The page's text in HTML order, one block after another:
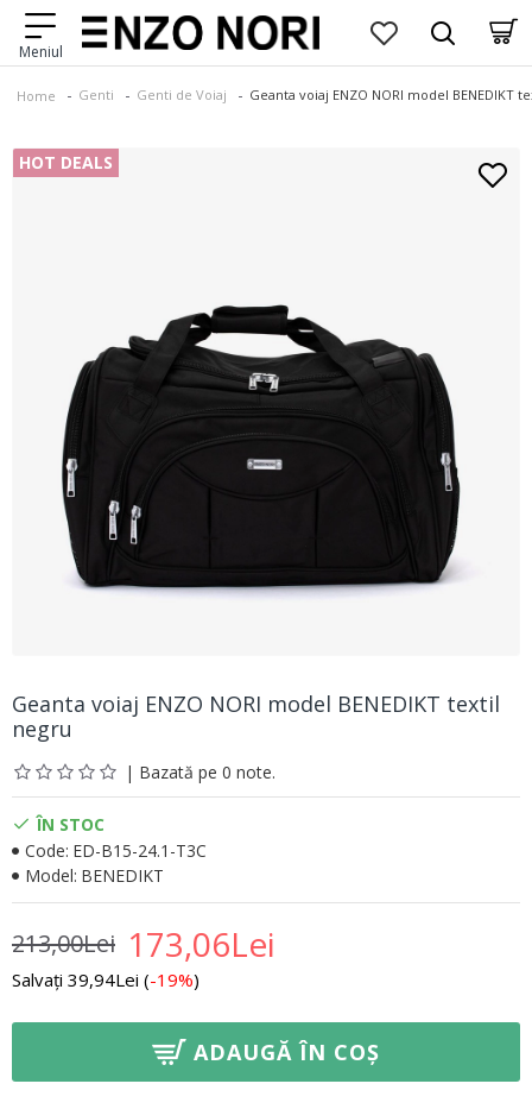
Home Genti Genti de Voiaj Geanta voiaj ENZO NORI model BENEDIKT
HOT DEALS
Geanta voiaj ENZO NORI model BENEDIKT textil
negru
| Bazată pe 0 note.
173,06Lei
213,00Lei
Salvați 39,94Lei (-19%)
ÎN STOC
Code: ED-B15-24.1-T3C
Model: BENEDIKT
ADAUGĂ ÎN COȘ